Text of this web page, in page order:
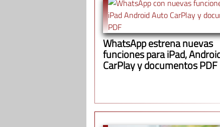
WhatsApp estrena nuevas
funciones para iPad,
CarPlay y documentos PDF